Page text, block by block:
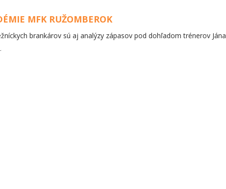
MFK RUŽOMBEROK
brankárov sú aj analýzy zápasov pod dohľadom trénerov Jána